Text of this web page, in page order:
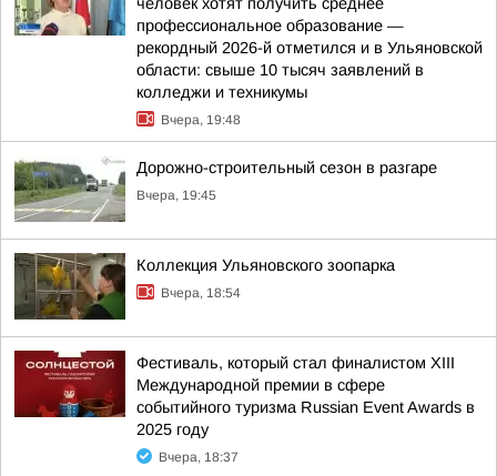
профессиональное образование —
рекордный 2026-й отметился и в Ульяновской
области: свыше 10 тысяч заявлений в
колледжи и техникумы
Вчера, 19:48
Дорожно-строительный сезон в разгаре
Вчера, 19:45
Коллекция Ульяновского зоопарка
Вчера, 18:54
Фестиваль, который стал финалистом ХIII
Международной премии в сфере
событийного туризма Russian Event Awards в
2025 году
Вчера, 18:37